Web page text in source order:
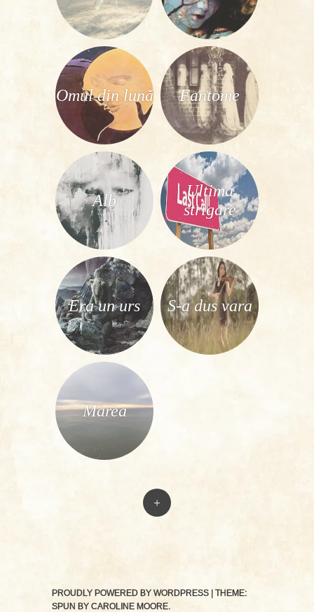
Omul din lună Fantome
Alb
Ultima
strigare
Era un urs S-a dus vara
Marea
+
PROUDLY POWERED BY WORDPRESS
THEME:
SPUN BY CAROLINE MOORE.